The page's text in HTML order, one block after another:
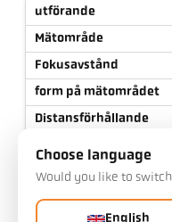
utförande
Mätområde
Fokusavstånd
form på mätområdet
Distansförhållande
mätprincip
Siktanordning
Choose language
Would you like to
English